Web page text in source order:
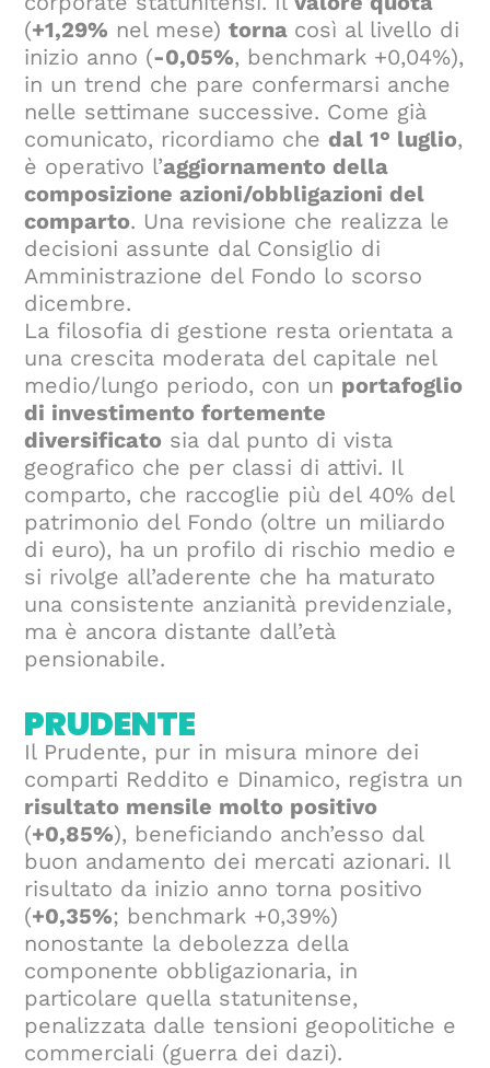
(+1,29% nel mese)torna così al livello di
inizio anno (-0,05%, benchmark +0,04%),
in un trend che pare confermarsi anche
nelle settimane successive. Come già
comunicato, ricordiamo che dal 1° luglio,
è operativo l’aggiornamento della
composizione azioni/obbligazioni del
comparto. Una revisione che realizza le
decisioni assunte dal Consiglio di
Amministrazione del Fondo lo scorso
dicembre.
La filosofia di gestione resta orientata a
una crescita moderata del capitale nel
medio/lungo periodo, con un portafoglio
di investimento fortemente
diversificato sia dal punto di vista
geografico che per classi di attivi. Il
comparto, che raccoglie più del 40% del
patrimonio del Fondo (oltre un miliardo
di euro), ha un profilo di rischio medio e
si rivolge all’aderente che ha maturato
una consistente anzianità previdenziale,
ma è ancora distante dall’età
pensionabile.
PRUDENTE
Il Prudente, pur in misura minore dei
comparti Reddito e Dinamico, registra un
risultato mensile molto positivo
(+0,85%), beneficiando anch’esso dal
buon andamento dei mercati azionari. Il
risultato da inizio anno torna positivo
(+0,35%; benchmark +0,39%)
nonostante la debolezza della
componente obbligazionaria, in
particolare quella statunitense,
penalizzata dalle tensioni geopolitiche e
commerciali (guerra dei dazi).